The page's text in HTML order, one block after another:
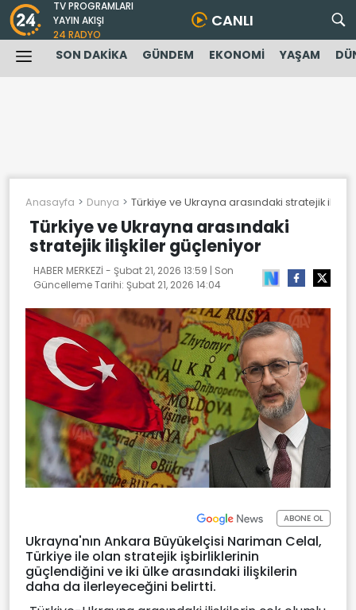
TV PROGRAMLARI
YAYIN AKIŞI
24 RADYO
CANLI
SON DAKİKA GÜNDEM EKONOMİ YAŞAM
Anasayfa Dunya Türkiye ve Ukrayna arasındaki stratejik
Türkiye ve Ukrayna arasındaki
stratejik ilişkiler güçleniyor
HABER MERKEZİ - Şubat 21, 2026 13:59 | Son
Güncelleme Tarihi: Şubat 21, 2026 14:04
ABONE OL
Ukrayna'nın Ankara Büyükelçisi Nariman Celal,
Türkiye ile olan stratejik işbirliklerinin
güçlendiğini ve iki ülke arasındaki ilişkilerin
daha da ilerleyeceğini belirtti.